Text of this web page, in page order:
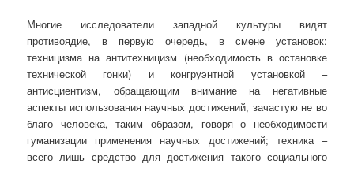
Многие исследователи западной культуры видят
противоядие, в первую очередь, в смене установок:
техницизма на антитехницизм (необходимость в остановке
технической гонки) и конгруэнтной установкой –
антисциентизм, обращающим внимание на негативные
аспекты использования научных достижений, зачастую не во
благо человека, таким образом, говоря о необходимости
гуманизации применения научных достижений; техника –
всего лишь средство для достижения такого социального